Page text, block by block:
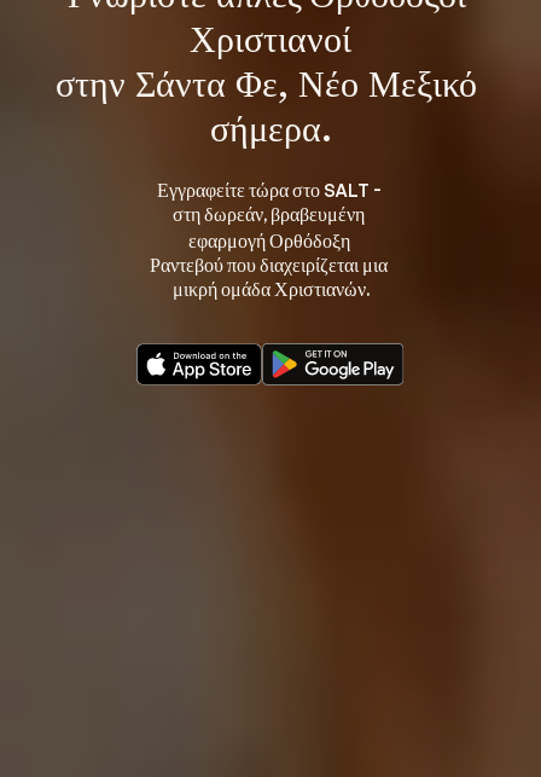
Χριστιανοί
στην Σάντα Φε, Νέο Μεξικό
σήμερα.
Εγγραφείτε τώρα στο SALT -
στη δωρεάν, βραβευμένη
εφαρμογή Ορθόδοξη
Ραντεβού που διαχειρίζεται μια
μικρή ομάδα Χριστιανών.